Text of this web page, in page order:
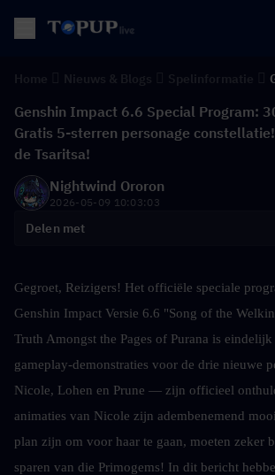
Genshin Impact 6.6 Special Program:
Gratis 5-sterren personage
de Tsaritsa!
Nightwind Ororon
2026-05-09 10:03:03
Delen met
Gegroet, Reizigers! Het officiële speciale
Genshin Impact Versie 6.6 "Song of the
Truth Amongst the Pages of Purana is
gameplay-demonstraties voor de drie nieuwe
Nicole, Lohen en Prune — zijn officieel
animaties van Nicole zijn adembenemend
plan zijn om voor haar te gaan, moeten zeker
sparen van die Primogems! In dit bericht